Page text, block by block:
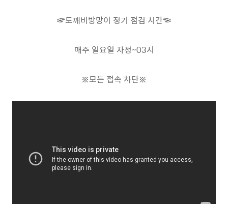
☞도깨비방망이 정기 점검 시간☜
매주 일요일 자정~03시
※모든 접속 차단※